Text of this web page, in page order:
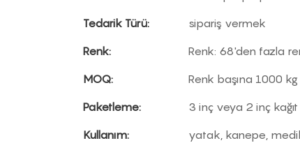
Tedarik Türü:
sipariş vermek
Renk:
Renk: 68'den fazla
MOQ:
Renk başına 1000 kg
Paketleme:
3 inç veya 2 inç
Kullanım:
yatak, kanepe,